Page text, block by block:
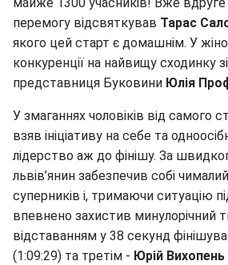
майже 1300 учасників! Вже вдруге
перемогу відсвяткував Тарас
якого цей старт є домашнім. У
конкуренції на найвищу сходинку
представниця Буковини Юлія
У змаганнях чоловіків від самого
взяв ініціативу на себе та
лідерство аж до фінішу. За
львів’янин забезпечив собі
суперників і, тримаючи ситуацію
впевнено захистив минулорічний
відставанням у 38 секунд
(1:09:29) та третім - Юрій Вихопень